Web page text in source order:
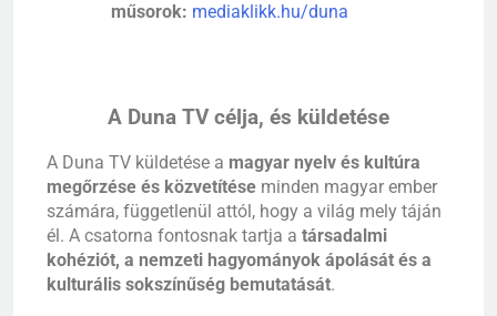
műsorok: mediaklikk.hu/duna
A Duna TV célja, és küldetése
A Duna TV küldetése a magyar nyelv és kultúra
megőrzése és közvetítése minden magyar ember
számára, függetlenül attól, hogy a világ mely táján
él. A csatorna fontosnak tartja a társadalmi
kohéziót, a nemzeti hagyományok ápolását és a
kulturális sokszínűség bemutatását.